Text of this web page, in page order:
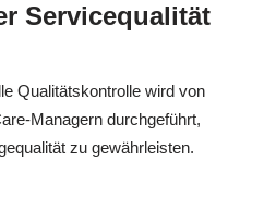
Servicequalität
Qualitätskontrolle wird von
Managern durchgeführt,
zu gewährleisten.